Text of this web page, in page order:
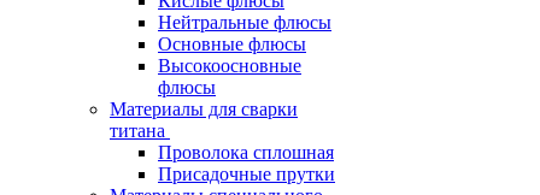
Нейтральные флюсы
Основные флюсы
Высокоосновные
флюсы
Материалы для сварки
титана
Проволока сплошная
Присадочные прутки